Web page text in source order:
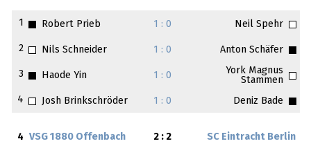
1 Robert Prieb 1 : 0 Neil Spehr
2 Nils Schneider 1 : 0 Anton Schäfer
3 Haode Yin 1 : 0
York Magnus
Stammen
4
Josh Brinkschröder 1 : 0 Deniz Bade
4 VSG 1880 Offenbach 2 : 2 SC Eintracht Berlin